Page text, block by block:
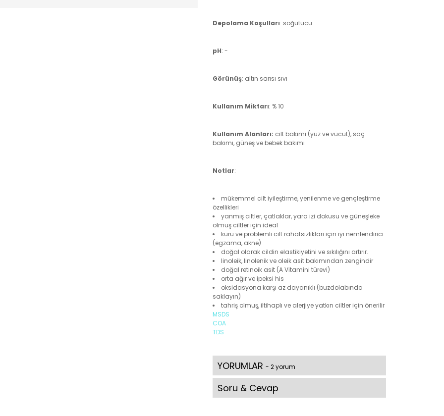
Depolama Koşulları: soğutucu
pH: -
Görünüş: altın sarısı sıvı
Kullanım Miktarı: % 10
Kullanım Alanları: cilt bakımı (yüz ve vücut), saç
bakımı, güneş ve bebek bakımı
Notlar:
mükemmel cilt iyileştirme, yenilenme ve gençleştirme
özellikleri
yanmış ciltler, çatlaklar, yara izi dokusu ve güneşleke
olmuş ciltler için ideal
kuru ve problemli cilt rahatsızlıkları için iyi nemlendirici
(egzama, akne)
doğal olarak cildin elastikiyetini ve sıkılığını artırır.
linoleik, linolenik ve oleik asit bakımından zengindir
doğal retinoik asit (A Vitamini türevi)
orta ağır ve ipeksi his
oksidasyona karşı az dayanıklı (buzdolabında
saklayın)
tahriş olmuş, iltihaplı ve alerjiye yatkın ciltler için önerilir
MSDS
COA
TDS
YORUMLAR - 2 yorum
Soru & Cevap